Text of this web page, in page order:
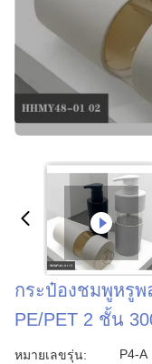
กระป๋องชมพูหรูพ
PE/PET 2 ชั้น
หมายเลขรุ่น: P4-A